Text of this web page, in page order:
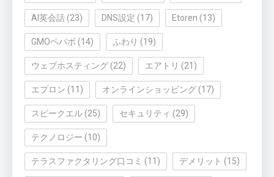
AI英会話 (23) DNS設定 (17) Etoren (13)
GMOペパボ (14) ふわり (19)
ウェブホスティング (22) エアトリ (21)
エプロン (11) オンラインショッピング (17)
スピークエル (25) セキュリティ (29)
テクノロジー (10)
テラスファクタリング口コミ (11) デメリット (15)